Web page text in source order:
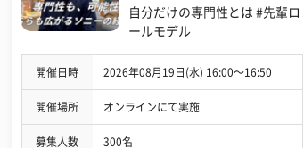
自分だけの専門性とは #先輩ロ
ールモデル
開催日時 2026年08月19日(水) 16:00〜16:50
開催場所 オンラインにて実施
募集人数 300名